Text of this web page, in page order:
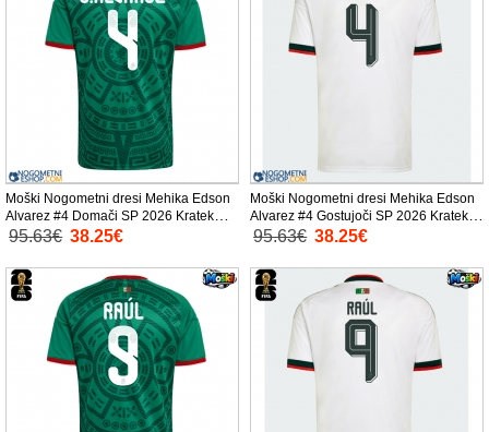
Moški Nogometni dresi Mehika Edson
Alvarez #4 Domači SP 2026 Kratek
Rokav
95.63€ 38.25€
Moški Nogometni dresi Mehika Edson
Alvarez #4 Gostujoči SP 2026 Kratek
Rokav
95.63€ 38.25€